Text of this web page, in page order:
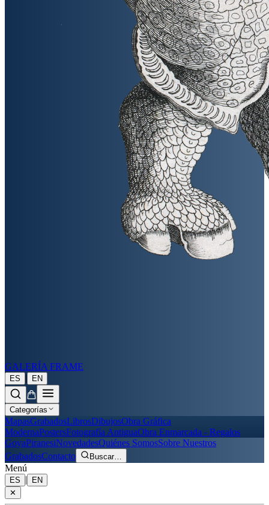
GALERÍA FRAME
ES | EN
Categorías
MapasGrabadosLibrosDibujosObra Gráfica
ModernaPostersFotografía AntiguaObra Enmarcada - Regalos
GoyaPiranesiNovedadesQuiénes SomosSobre Nuestros
GrabadosContacto Buscar…
Menú
ES |
EN
✕